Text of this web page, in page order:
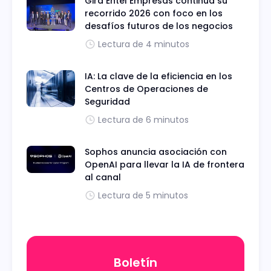
recorrido 2026 con foco en los
desafíos futuros de los negocios
Lectura de 4 minutos
IA: La clave de la eficiencia en los
Centros de Operaciones de
Seguridad
Lectura de 6 minutos
Sophos anuncia asociación con
OpenAI para llevar la IA de frontera
al canal
Lectura de 5 minutos
Boletín